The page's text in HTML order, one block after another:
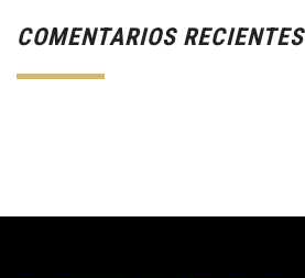
COMENTARIOS RECIENTES